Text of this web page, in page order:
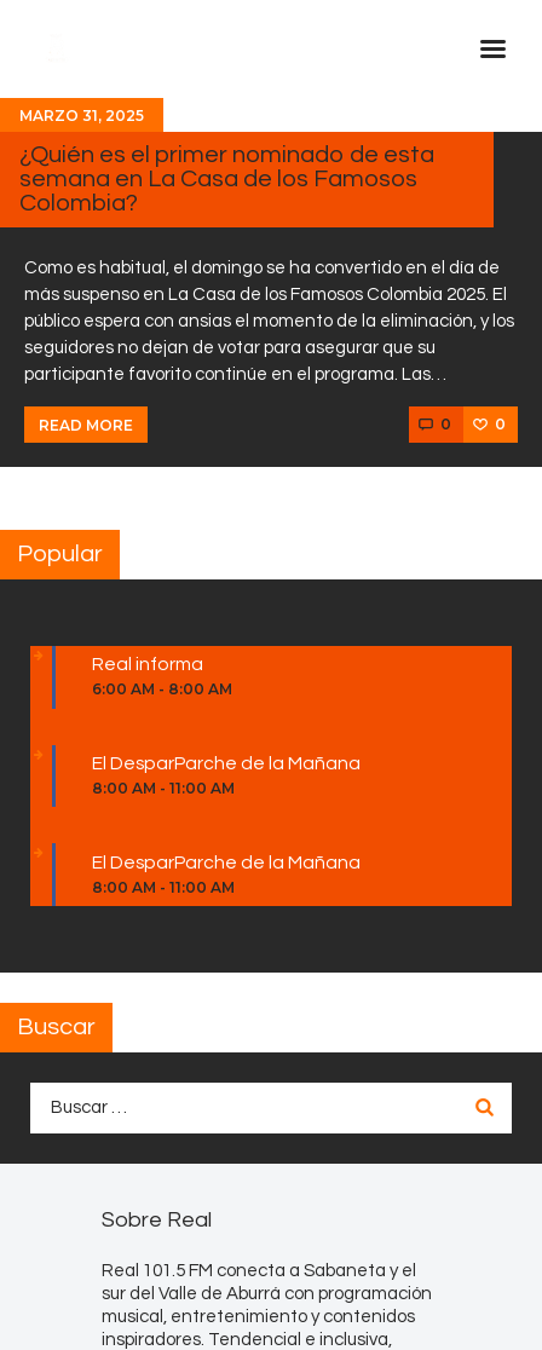
Inicio Real FM
Streaming
En Vivo
Descarga La APP
Programas
Noticias
Sobre Nosotros
Contactos
MARZO 31, 2025
¿Quién es el primer nominado de esta
semana en La Casa de los Famosos
Colombia?
Como es habitual, el domingo se ha convertido en el día de
más suspenso en La Casa de los Famosos Colombia 2025. El
público espera con ansias el momento de la eliminación, y los
seguidores no dejan de votar para asegurar que su
participante favorito continúe en el programa. Las…
READ MORE 0 0
Popular
Real informa
6:00 AM - 8:00 AM
El DesparParche de la Mañana
8:00 AM - 11:00 AM
El DesparParche de la Mañana
8:00 AM - 11:00 AM
Buscar
Sobre Real
Real 101.5 FM conecta a Sabaneta y el
sur del Valle de Aburrá con programación
musical, entretenimiento y contenidos
inspiradores. Tendencial e inclusiva,